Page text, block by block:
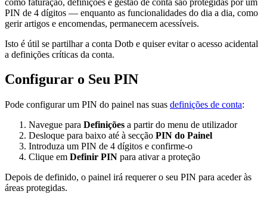
PIN de 4 dígitos — enquanto as funcionalidades do dia a dia, como
gerir artigos e encomendas, permanecem acessíveis.
Isto é útil se partilhar a conta Dotb e quiser evitar o acesso acidental
a definições críticas da conta.
Configurar o Seu PIN
Pode configurar um PIN do painel nas suas definições de conta:
Navegue para Definições a partir do menu de utilizador
Desloque para baixo até à secção PIN do Painel
Introduza um PIN de 4 dígitos e confirme-o
Clique em Definir PIN para ativar a proteção
Depois de definido, o painel irá requerer o seu PIN para aceder às
áreas protegidas.